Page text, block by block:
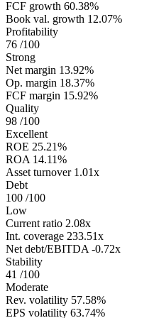
FCF growth 60.38%
Book val. growth 12.07%
Profitability
76 /100
Strong
Net margin 13.92%
Op. margin 18.37%
FCF margin 15.92%
Quality
98 /100
Excellent
ROE 25.21%
ROA 14.11%
Asset turnover 1.01x
Debt
100 /100
Low
Current ratio 2.08x
Int. coverage 233.51x
Net debt/EBITDA -0.72x
Stability
41 /100
Moderate
Rev. volatility 57.58%
EPS volatility 63.74%